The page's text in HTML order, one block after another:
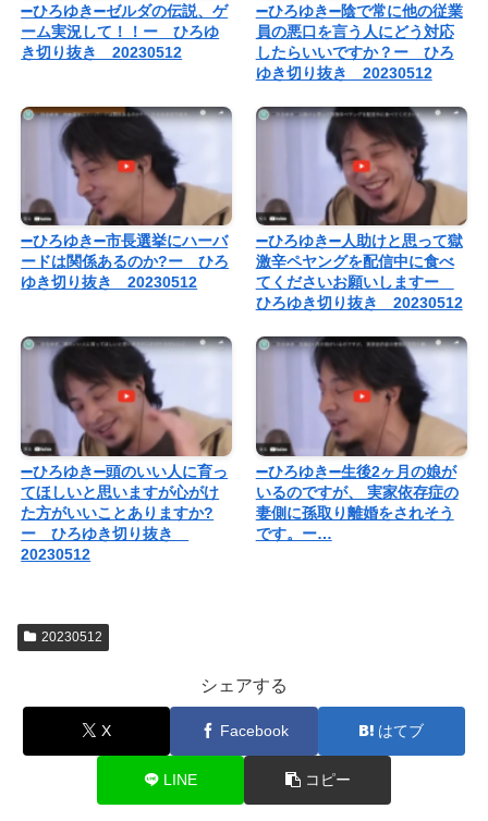
➖ひろゆき➖ゼルダの伝説、ゲ
ーム実況して！！ー ひろゆ
き切り抜き 20230512
➖ひろゆき➖陰で常に他の従業
員の悪口を言う人にどう対応
したらいいですか？ー ひろ
ゆき切り抜き 20230512
➖ひろゆき➖市長選挙にハーバ
ードは関係あるのか?ー ひろ
ゆき切り抜き 20230512
➖ひろゆき➖人助けと思って獄
激辛ペヤングを配信中に食べ
てくださいお願いしますー
ひろゆき切り抜き 20230512
➖ひろゆき➖頭のいい人に育っ
てほしいと思いますが心がけ
た方がいいことありますか?
ー ひろゆき切り抜き
20230512
➖ひろゆき➖生後2ヶ月の娘が
いるのですが、 実家依存症の
妻側に孫取り離婚をされそう
です。ー…
20230512
シェアする
X Facebook はてブ
LINE コピー